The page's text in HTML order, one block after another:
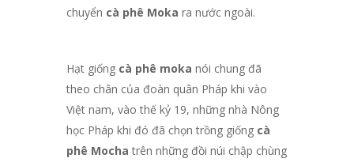
chuyển cà phê Moka ra nước ngoài.
Hạt giống cà phê moka nói chung đã
theo chân của đoàn quân Pháp khi vào
Việt nam, vào thế kỷ 19, những nhà Nông
học Pháp khi đó đã chọn trồng giống cà
phê Mocha trên những đồi núi chập chùng